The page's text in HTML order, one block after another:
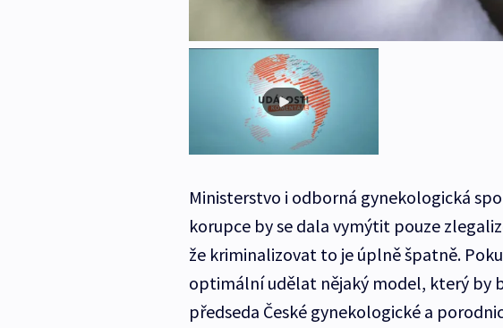
Ministerstvo i odborná gynekologická
korupce by se dala vymýtit pouze
že kriminalizovat to je úplně špatně.
optimální udělat nějaký model, který by
předseda České gynekologické a